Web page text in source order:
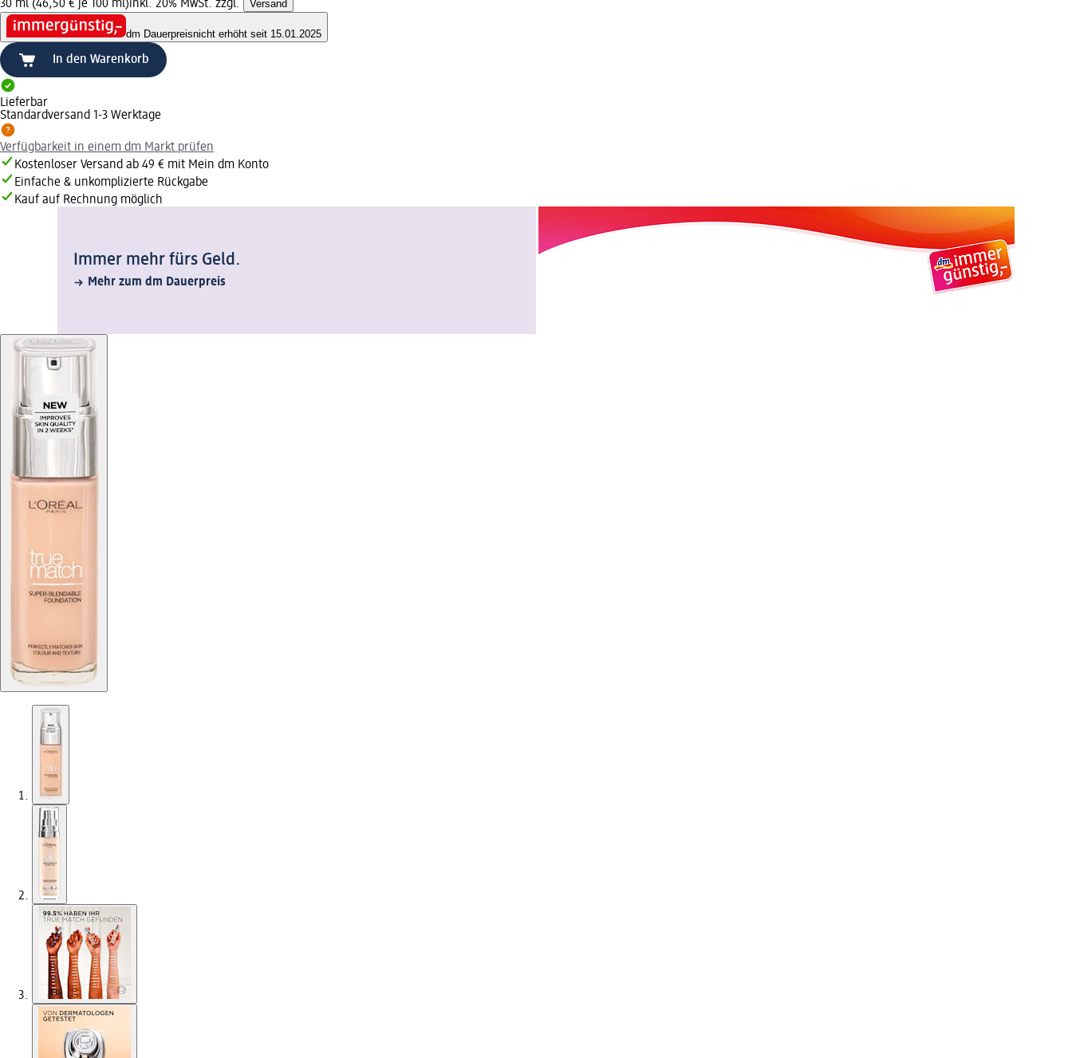
30 ml (46,50 € je 100 ml)inkl. 20% MwSt. zzgl. Versand
dm Dauerpreisnicht erhöht seit 15.01.2025
In den Warenkorb
Lieferbar
Standardversand 1-3 Werktage
Verfügbarkeit in einem dm Markt prüfen
Kostenloser Versand ab 49 € mit Mein dm Konto
Einfache & unkomplizierte Rückgabe
Kauf auf Rechnung möglich
Immer mehr fürs Geld.
Mehr zum dm Dauerpreis